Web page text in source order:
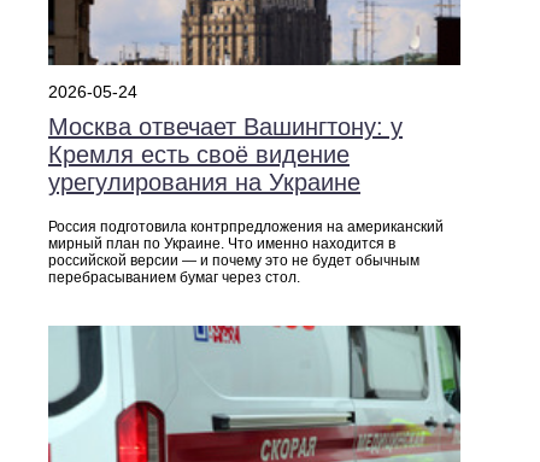
2026-05-24
Москва отвечает Вашингтону: у
Кремля есть своё видение
урегулирования на Украине
Россия подготовила контрпредложения на американский
мирный план по Украине. Что именно находится в
российской версии — и почему это не будет обычным
перебрасыванием бумаг через стол.